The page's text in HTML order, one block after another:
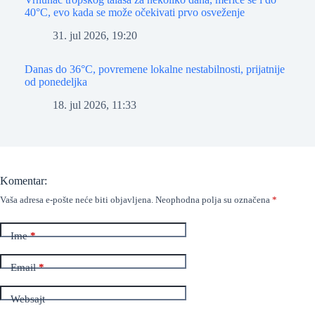
40°C, evo kada se može očekivati prvo osveženje
31. jul 2026, 19:20
Danas do 36°C, povremene lokalne nestabilnosti, prijatnije
od ponedeljka
18. jul 2026, 11:33
Komentar:
Vaša adresa e-pošte neće biti objavljena. Neophodna polja su označena *
Ime*
Email*
Websajt